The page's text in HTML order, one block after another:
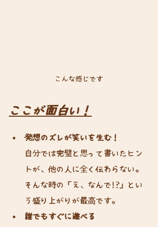
こんな感じです
ここが面白い！
発想のズレが笑いを生む！
自分では完璧と思って書いたヒン
トが、他の人に全く伝わらない。
そんな時の「え、なんで!?」とい
う盛り上がりが最高です。
誰でもすぐに遊べる